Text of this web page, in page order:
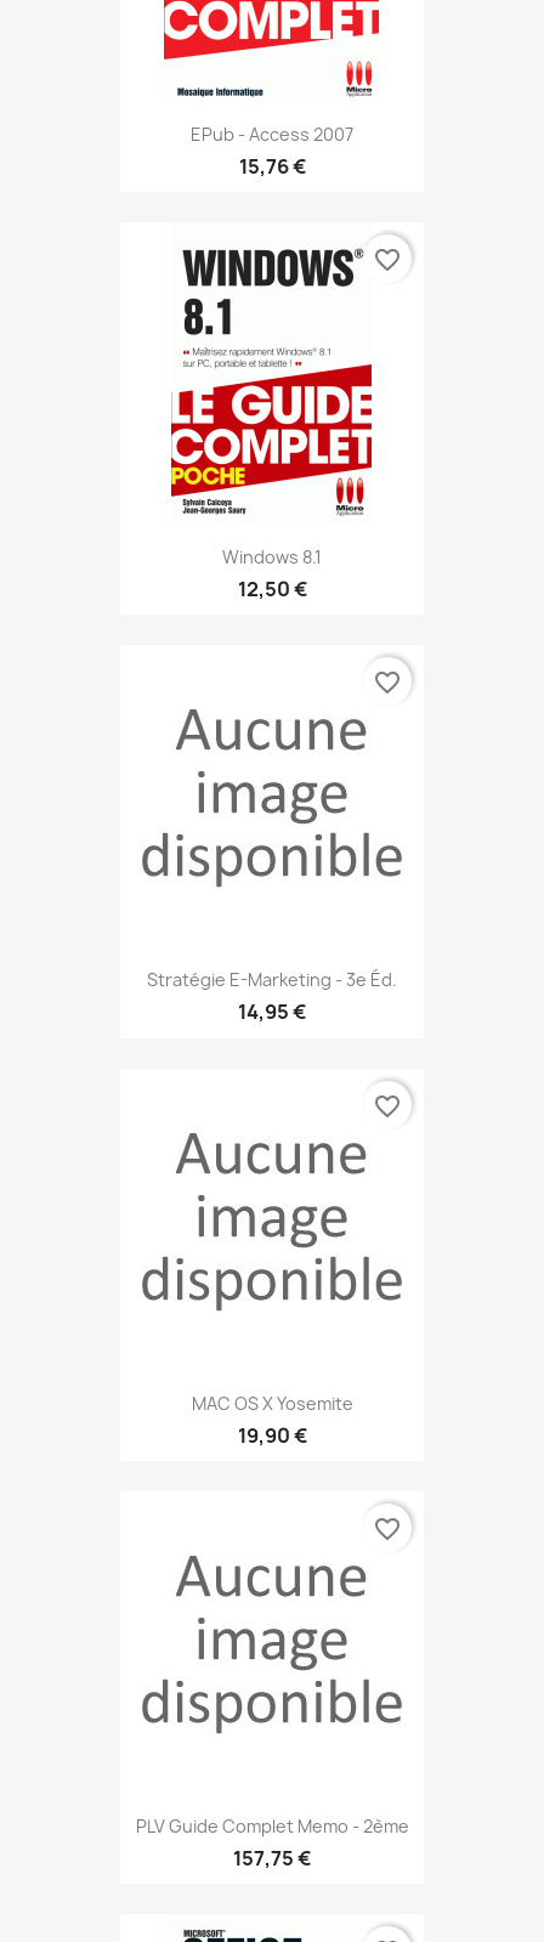
EPub - Access 2007
15,76 €
Windows 8.1
12,50 €
favorite_border
Stratégie E-Marketing - 3e Éd.
14,95 €
favorite_border
MAC OS X Yosemite
19,90 €
favorite_border
PLV Guide Complet Memo - 2ème
157,75 €
favorite_border